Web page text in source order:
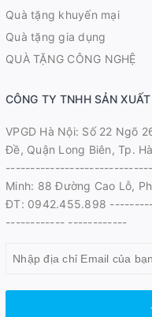
Quà tặng khuyến mại
Quà tặng gia dụng
QUÀ TẶNG CÔNG NGHỆ
CÔNG TY TNHH SẢN
VPGD Hà Nội: Số 22 Ngõ
Đề, Quận Long Biên, Tp.
Minh: 88 Đường Cao Lỗ,
ĐT: 0942.455.898
------------ ------------